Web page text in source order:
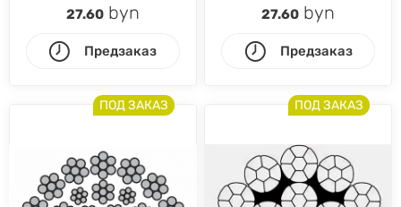
27.60byn
Предзаказ
27.60 byn
Предзаказ
ПОД ЗАКАЗ ПОД ЗАКАЗ